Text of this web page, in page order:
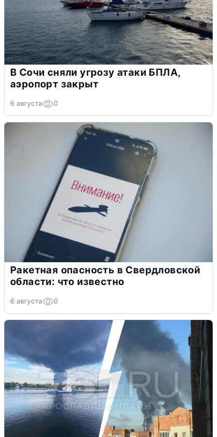
В Сочи сняли угрозу атаки БПЛА,
аэропорт закрыт
6 августа 0
Ракетная опасность в Свердловской
области: что известно
6 августа 0